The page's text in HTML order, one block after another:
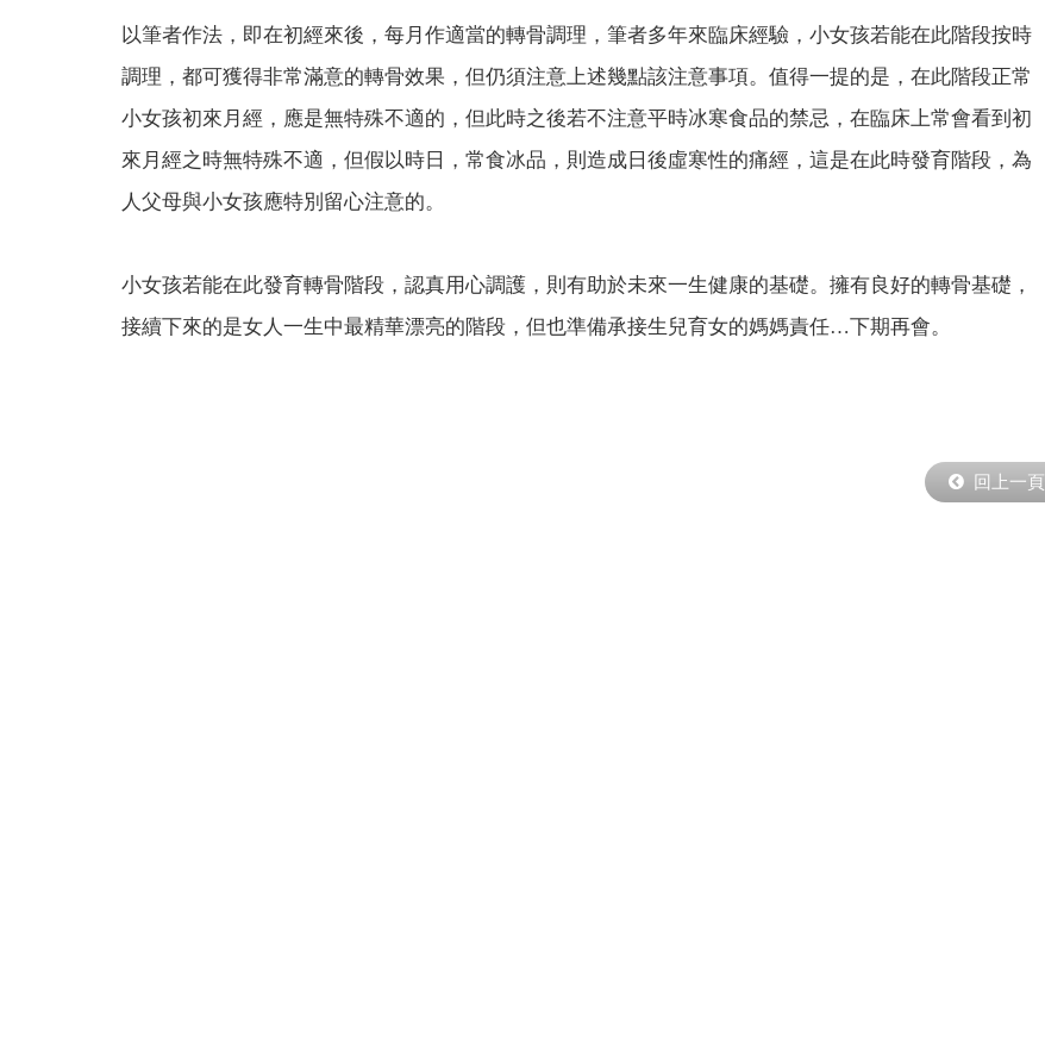
以筆者作法，即在初經來後，每月作適當的轉骨調理，筆者多年來臨床經驗，小女孩若能在此階段按時
調理，都可獲得非常滿意的轉骨效果，但仍須注意上述幾點該注意事項。值得一提的是，在此階段正常
小女孩初來月經，應是無特殊不適的，但此時之後若不注意平時冰寒食品的禁忌，在臨床上常會看到初
來月經之時無特殊不適，但假以時日，常食冰品，則造成日後虛寒性的痛經，這是在此時發育階段，為
人父母與小女孩應特別留心注意的。
小女孩若能在此發育轉骨階段，認真用心調護，則有助於未來一生健康的基礎。擁有良好的轉骨基礎，
接續下來的是女人一生中最精華漂亮的階段，但也準備承接生兒育女的媽媽責任…下期再會。
回上一頁